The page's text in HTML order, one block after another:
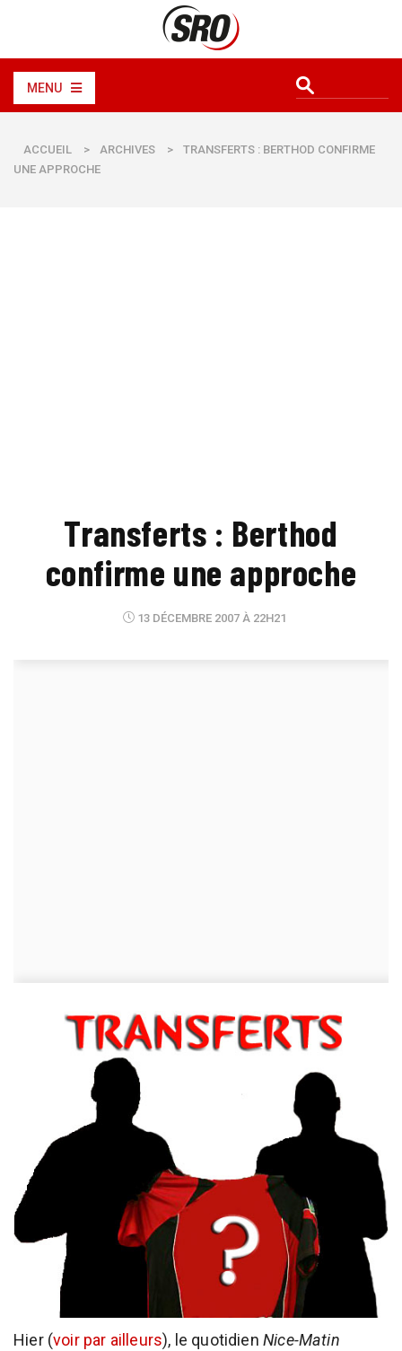
MENU
ACCUEIL > ARCHIVES >
TRANSFERTS : BERTHOD CONFIRME
UNE APPROCHE
Transferts : Berthod
confirme une approche
13 DÉCEMBRE 2007 À 22H21
Hier (voir par ailleurs), le quotidienNice-Matin